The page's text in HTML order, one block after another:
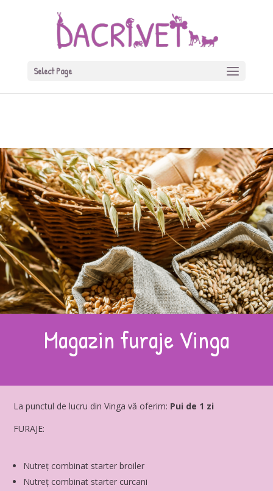
: A non-numeric value encountered in
/home/dacrivet.ro/public_html/wp-
content/themes/Divi/functions.phpon line5467
Select Page
Magazin furaje Vinga
La punctul de lucru din Vinga vă oferim: Pui de 1 zi
FURAJE:
Nutreț combinat starter broiler
Nutreț combinat starter curcani